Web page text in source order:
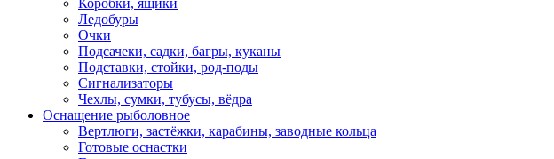
Коробки, ящики
Ледобуры
Очки
Подсачеки, садки, багры, куканы
Подставки, стойки, род-поды
Сигнализаторы
Чехлы, сумки, тубусы, вёдра
Оснащение рыболовное
Вертлюги, застёжки, карабины, заводные кольца
Готовые оснастки